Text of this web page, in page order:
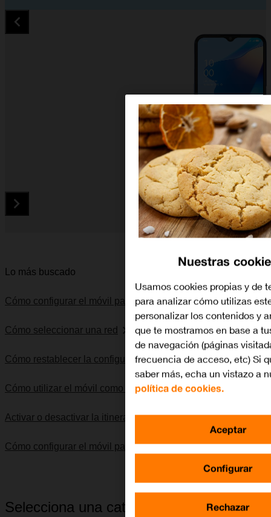
Diapositiva 1 de 5. OPPO A54s - Black - imagen 1
Lo más buscado
Cómo configurar el móvil para internet
Cómo seleccionar una red
Cómo restablecer la configuración predeterminada
Cómo utilizar el móvil como punto de acceso Wi-Fi
Activar o desactivar la itinerancia de datos
Cómo configurar el móvil para SMS
Selecciona una categoría
Nuestras
Usamos cookies propias y de
para analizar cómo utilizas
personalizar los contenidos y
que te mostramos en base a
de navegación (páginas
frecuencia de acceso, etc) Si
saber más, echa un vistazo a
política de cookies.
Configurar
Rechazar
Aceptar